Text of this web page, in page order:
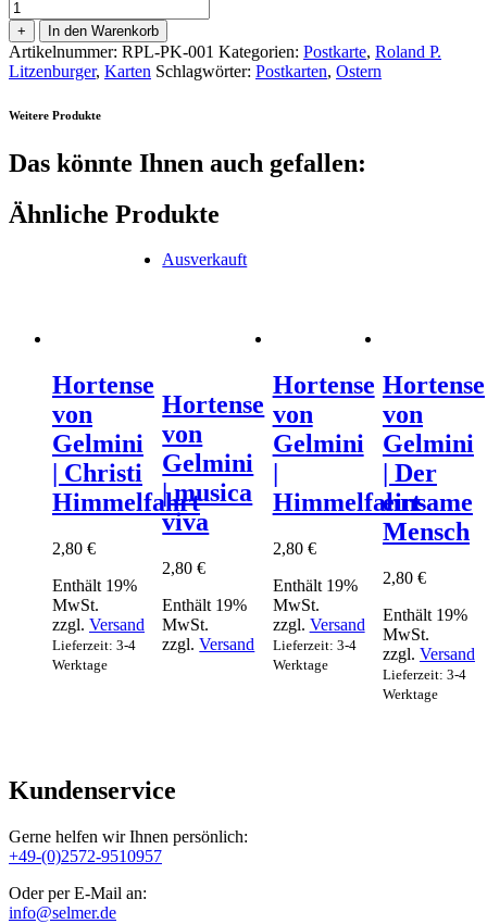
+ In den Warenkorb
Artikelnummer: RPL-PK-001 Kategorien: Postkarte, Roland P.
Litzenburger, Karten Schlagwörter: Postkarten, Ostern
Weitere Produkte
Das könnte Ihnen auch gefallen:
Ähnliche Produkte
Hortense
von
Gelmini
| Christi
Himmelfahrt
2,80 €
Enthält 19%
MwSt.
zzgl. Versand
Lieferzeit: 3-4
Werktage
Ausverkauft
Hortense
von
Gelmini
| musica
viva
2,80€
Enthält 19%
MwSt.
zzgl.Versand
Hortense
von
Gelmini
|
Himmelfahrt
2,80 €
Enthält 19%
MwSt.
zzgl. Versand
Lieferzeit: 3-4
Werktage
Hortense
von
Gelmini
| Der
einsame
Mensch
2,80 €
Enthält 19%
MwSt.
zzgl. Versand
Lieferzeit: 3-4
Werktage
Kundenservice
Gerne helfen wir Ihnen persönlich:
+49-(0)2572-9510957
Oder per E-Mail an:
info@selmer.de